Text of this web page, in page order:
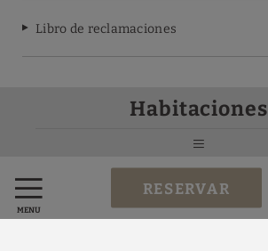
MENÚ
RESERVAR
Habitaciones
Libro de reclamaciones
Compra segura